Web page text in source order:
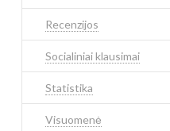
Recenzijos
Socialiniai klausimai
Statistika
Visuomenė